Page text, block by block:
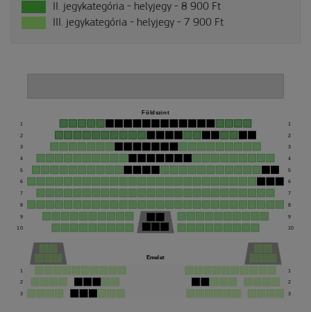
II. jegykategória - helyjegy -8 900 Ft
III. jegykategória - helyjegy - 7 900 Ft
Földszint
1
1
2
2
3
3
4
4
5
5
6
6
7
7
8 8
9
9
10
10
Emelet
1 1
2 2
3 3